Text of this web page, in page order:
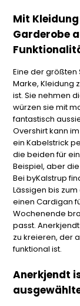
Mit
Garderobe
Eine der größten
Marke, Kleidung
ist. Sie nehmen
würzen sie mit
fantastisch
Overshirt kann
ein Kabelstrick
die beiden für
Beispiel, aber
Bei byKalstrup
Lässigen bis
einen Cardigan
Wochenende
passt.
zu kreieren, der
funktional ist.
Anerkjendt